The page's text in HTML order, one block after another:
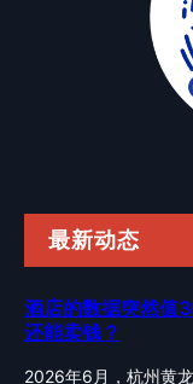
最新动态
酒店的数据突然值
还能卖钱？
2026年6月，杭州黄